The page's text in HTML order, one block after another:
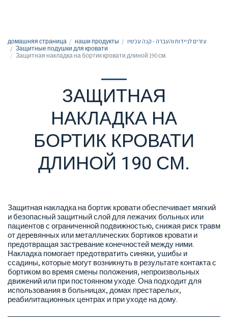
домашняя страница наши продукты
עזרים לניידות והעברה - קנה עכשיו
Защитные подушки для кровати
Защитная накладка на бортик кровати длиной 190 см.
ЗАЩИТНАЯ
НАКЛАДКА НА
БОРТИК КРОВАТИ
ДЛИНОЙ 190 СМ.
Защитная накладка на бортик кровати обеспечивает мягкий
и безопасный защитный слой для лежачих больных или
пациентов с ограниченной подвижностью, снижая риск травм
от деревянных или металлических бортиков кровати и
предотвращая застревание конечностей между ними.
Накладка помогает предотвратить синяки, ушибы и
ссадины, которые могут возникнуть в результате контакта с
бортиком во время смены положения, непроизвольных
движений или при постоянном уходе. Она подходит для
использования в больницах, домах престарелых,
реабилитационных центрах и при уходе на дому.